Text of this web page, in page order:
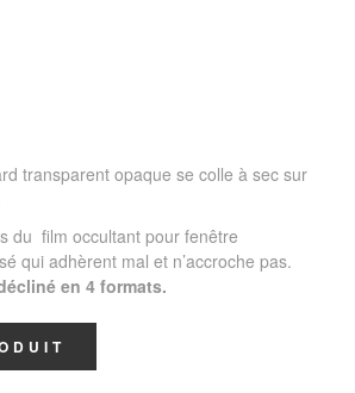
transparent opaque se colle à sec sur
du film occultant pour fenêtre
qui adhèrent mal et n’accroche pas.
en 4 formats.